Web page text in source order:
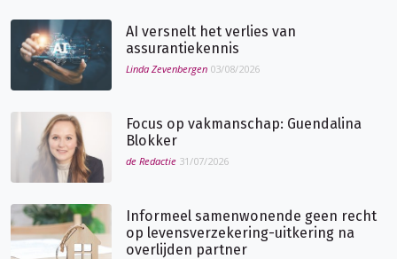
AI versnelt het verlies van
assurantiekennis
Linda Zevenbergen 03/08/2026
Focus op vakmanschap: Guendalina
Blokker
de Redactie 31/07/2026
Informeel samenwonende geen recht
op levensverzekering-uitkering na
overlijden partner